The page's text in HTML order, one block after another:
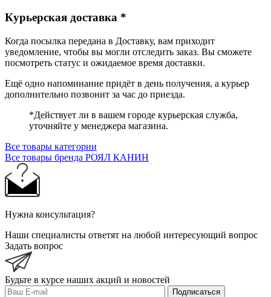
Курьерская доставка *
Когда посылка передана в Доставку, вам приходит
уведомление, чтобы вы могли отследить заказ. Вы сможете
посмотреть статус и ожидаемое время доставки.
Ещё одно напоминание придёт в день получения, а курьер
дополнительно позвонит за час до приезда.
*Действует ли в вашем городе курьерская служба,
уточняйте у менеджера магазина.
Все товары категории
Все товары бренда РОЯЛ КАНИН
Нужна консультация?
Наши специалисты ответят на любой интересующий вопрос
Задать вопрос
Будьте в курсе наших акций и новостей
Подписаться